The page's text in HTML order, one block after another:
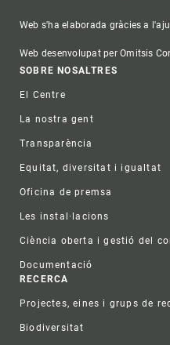
Web s'ha elaborada gràcies a
Web desenvolupat per Omitsis
Footer
SOBRE NOSALTRES
El Centre
La nostra gent
Transparència
Equitat, diversitat i igualtat
Oficina de premsa
Les instal·lacions
Ciència oberta i gestió del
Documentació
RECERCA
Projectes, eines i grups de
Biodiversitat